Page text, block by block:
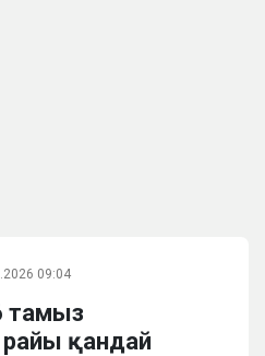
09:04
тамыз
қандай